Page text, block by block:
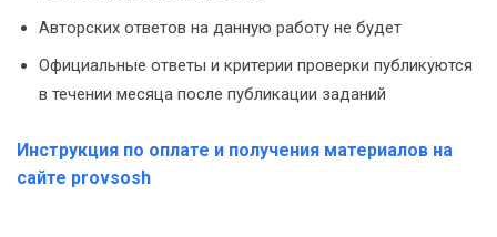
Авторских ответов на данную работу не будет
Официальные ответы и критерии проверки публикуются
в течении месяца после публикации заданий
Инструкция по оплате и получения материалов на
сайте provsosh